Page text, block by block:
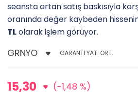
seansta artan satış baskısıyla
oranında değer kaybeden
TLolarak işlem görüyor.
GARANTI YAT. ORT.
15,30 (-1,48 %)